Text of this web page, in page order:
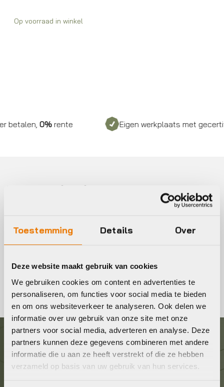
Toestemming Details Over
Deze website maakt gebruik van cookies
We gebruiken cookies om content en advertenties te
personaliseren, om functies voor social media te bieden
en om ons websiteverkeer te analyseren. Ook delen we
informatie over uw gebruik van onze site met onze
partners voor social media, adverteren en analyse. Deze
partners kunnen deze gegevens combineren met andere
informatie die u aan ze heeft verstrekt of die ze hebben
verzameld op basis van uw gebruik van hun services.
Op voorraad in winkel
0%rente Eigen werkplaats met
Mountainbike kopen
ruim assortiment van verschillende type MTB’s: hardtail,
Tevens krijgt u bij aankoop van een nieuwe fiets een
GRATIS Servicepakket.
Graag in contact komen?